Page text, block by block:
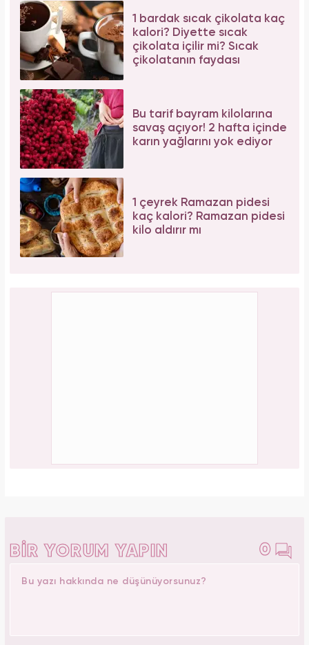
1 bardak sıcak çikolata kaç
kalori? Diyette sıcak
çikolata içilir mi? Sıcak
çikolatanın faydası
Bu tarif bayram kilolarına
savaş açıyor! 2 hafta içinde
karın yağlarını yok ediyor
1 çeyrek Ramazan pidesi
kaç kalori? Ramazan pidesi
kilo aldırır mı
BİR YORUM YAPIN 0